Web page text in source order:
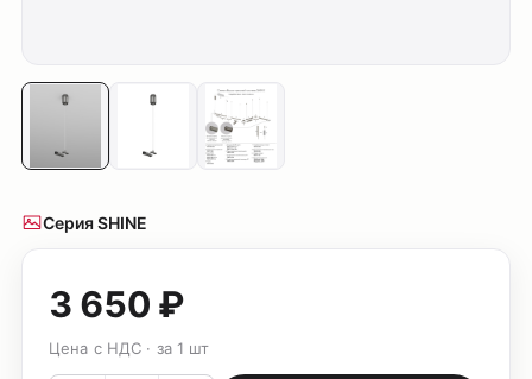
Серия SHINE
3 650 ₽
Цена с НДС · за 1 шт